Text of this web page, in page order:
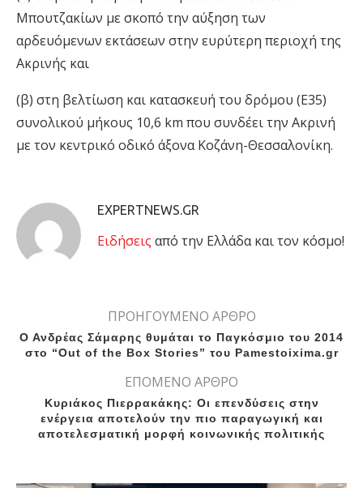
Μπουτζακίων με σκοπό την αύξηση των
αρδευόμενων εκτάσεων στην ευρύτερη περιοχή της
Ακρινής και
(β) ​στη βελτίωση και κατασκευή του δρόμου (Ε35)
συνολικού μήκους 10,6 km που συνδέει την Ακρινή
με τον κεντρικό οδικό άξονα Κοζάνη-Θεσσαλονίκη.
EXPERTNEWS.GR
Eιδήσεις από την Ελλάδα και τον κόσμο!
ΠΡΟΗΓΟΥΜΕΝΟ ΑΡΘΡΟ
Ο Ανδρέας Σάμαρης θυμάται το Παγκόσμιο του 2014
στο “Out of the Box Stories” του Pamestoixima.gr
ΕΠΟΜΕΝΟ ΑΡΘΡΟ
Κυριάκος Πιερρακάκης: Οι επενδύσεις στην
ενέργεια αποτελούν την πιο παραγωγική και
αποτελεσματική μορφή κοινωνικής πολιτικής